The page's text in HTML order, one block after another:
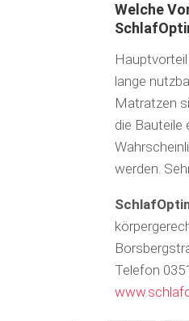
Welche
lange
Matratzen
die Bauteile
werden.
Telefon